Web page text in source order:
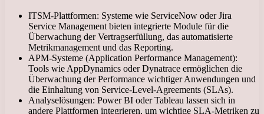
ITSM-Plattformen: Systeme wie ServiceNow oder Jira
Service Management bieten integrierte Module für die
Überwachung der Vertragserfüllung, das automatisierte
Metrikmanagement und das Reporting.
APM-Systeme (Application Performance Management):
Tools wie AppDynamics oder Dynatrace ermöglichen die
Überwachung der Performance wichtiger Anwendungen und
die Einhaltung von Service-Level-Agreements (SLAs).
Analyselösungen: Power BI oder Tableau lassen sich in
andere Plattformen integrieren, um wichtige SLA-Metriken zu